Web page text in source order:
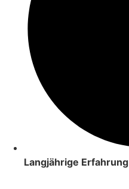
Langjährige Erfahrung